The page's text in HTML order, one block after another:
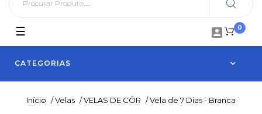
0

CATEGORIAS
Toggle
navigation
☰
Início /Velas /VELAS DE CÔR /Vela de 7 Dias - Branca